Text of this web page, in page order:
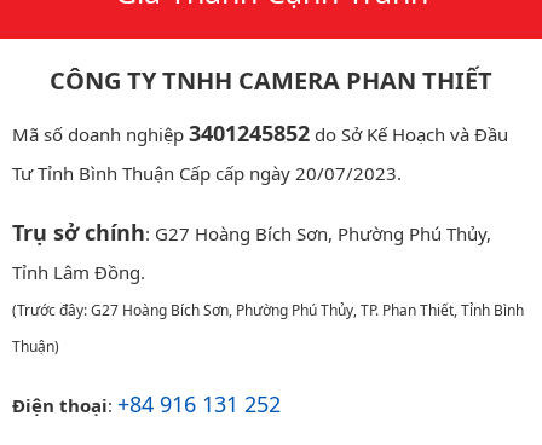
CÔNG TY TNHH CAMERA PHAN THIẾT
Mã số doanh nghiệp 3401245852 do Sở Kế Hoạch và Đầu
Tư Tỉnh Bình Thuận Cấp cấp ngày 20/07/2023.
Trụ sở chính: G27 Hoàng Bích Sơn, Phường Phú Thủy,
Tỉnh Lâm Đồng.
(Trước đây: G27 Hoàng Bích Sơn, Phường Phú Thủy, TP. Phan Thiết, Tỉnh Bình
Thuận)
Điện thoại: +84 916 131 252